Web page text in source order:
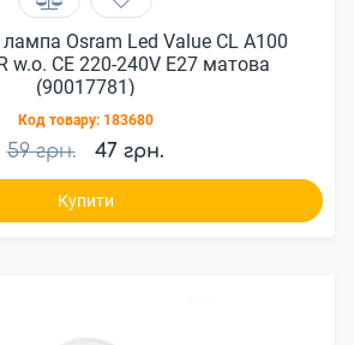
лампа Osram Led Value CL A100
w.o. CE 220-240V E27 матова
(90017781)
Код товару: 183680
59 грн. 47 грн.
Купити